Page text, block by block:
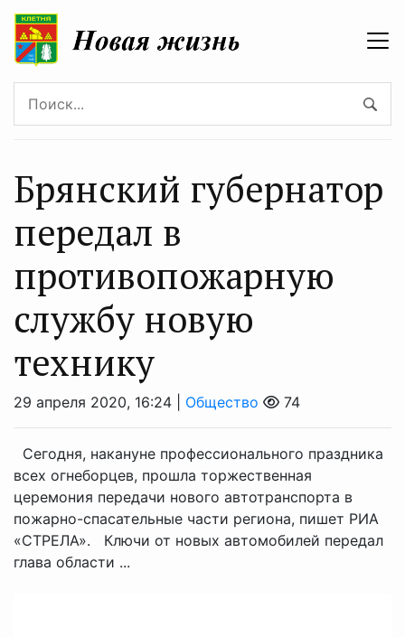
Брянский губернатор
передал в
противопожарную
службу новую
технику
29 апреля 2020, 16:24 | Общество 74
Сегодня, накануне профессионального праздника
всех огнеборцев, прошла торжественная
церемония передачи нового автотранспорта в
пожарно-спасательные части региона, пишет РИА
«СТРЕЛА». Ключи от новых автомобилей передал
глава области ...